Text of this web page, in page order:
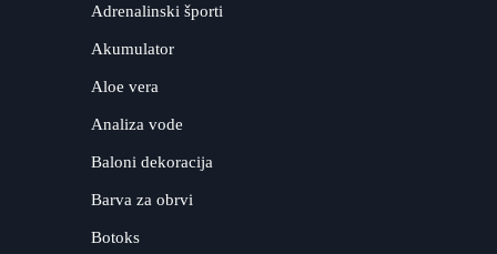
Adrenalinski športi
Akumulator
Aloe vera
Analiza vode
Baloni dekoracija
Barva za obrvi
Botoks